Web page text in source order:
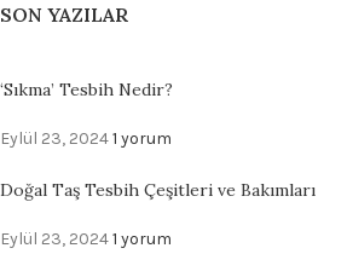
SON YAZILAR
‘Sıkma’ Tesbih Nedir?
Eylül 23, 20241 yorum
Doğal Taş Tesbih Çeşitleri ve Bakımları
Eylül 23, 20241 yorum